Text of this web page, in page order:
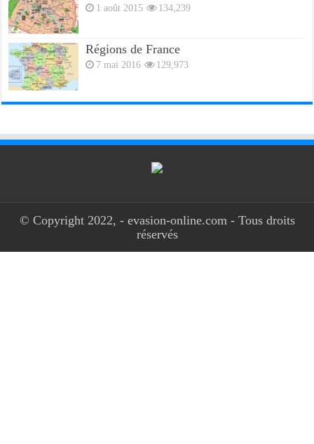
1 août 2015 134,239
Régions de France
7 mai 2016 129,973
© Copyright 2022, - evasion-online.com - Tous droits
réservés